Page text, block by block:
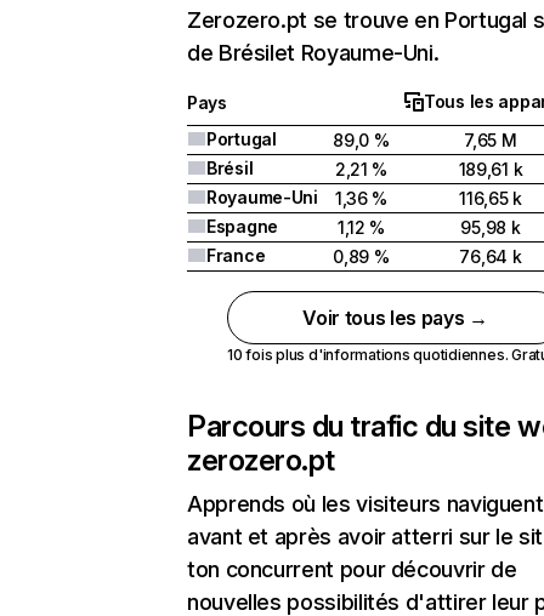
Zerozero.pt se trouve en Portugal
de Brésilet Royaume-Uni.
Pays
Tous les
Portugal
89,0 %
7,65 M
Brésil
2,21 %
189,61 k
Royaume-Uni
1,36 %
116,65 k
Espagne
1,12 %
95,98 k
France
0,89 % 76,64 k
Voir tous les pays →
10 fois plus d'informations quotidiennes.
Parcours du trafic du site
zerozero.pt
Apprends où les visiteurs naviguent
avant et après avoir atterri sur le
ton concurrent pour découvrir de
nouvelles possibilités d'attirer leur